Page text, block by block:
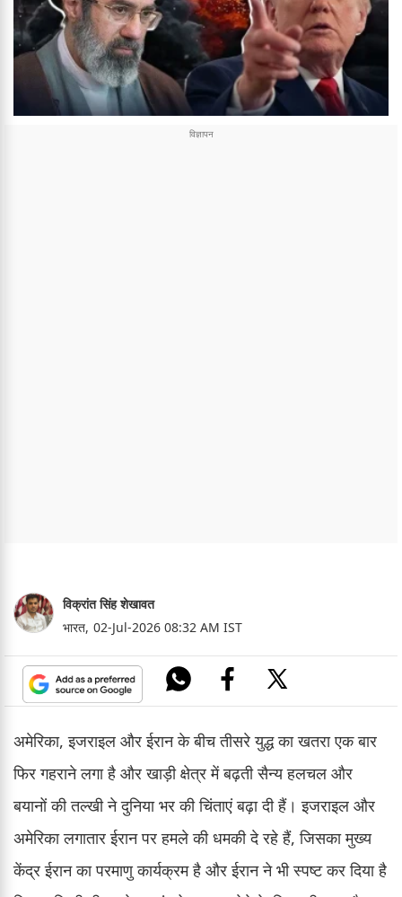
विक्रांत सिंह शेखावत
भारत, 02-Jul-2026 08:32 AM IST
अमेरिका, इजराइल और ईरान के बीच तीसरे युद्ध का खतरा एक बार
फिर गहराने लगा है और खाड़ी क्षेत्र में बढ़ती सैन्य हलचल और
बयानों की तल्खी ने दुनिया भर की चिंताएं बढ़ा दी हैं। इजराइल और
अमेरिका लगातार ईरान पर हमले की धमकी दे रहे हैं, जिसका मुख्य
केंद्र ईरान का परमाणु कार्यक्रम है और ईरान ने भी स्पष्ट कर दिया है